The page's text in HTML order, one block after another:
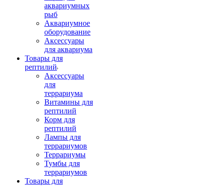
аквариумных
рыб
Аквариумное
оборудование
Аксессуары
для аквариума
Товары для
рептилий
Аксессуары
для
террариума
Витамины для
рептилий
Корм для
рептилий
Лампы для
террариумов
Террариумы
Тумбы для
террариумов
Товары для